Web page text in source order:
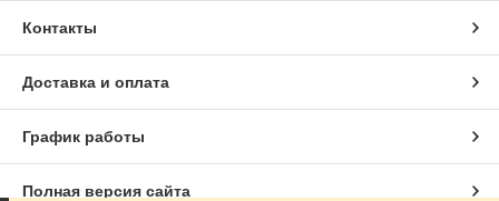
Контакты
Доставка и оплата
График работы
Полная версия сайта